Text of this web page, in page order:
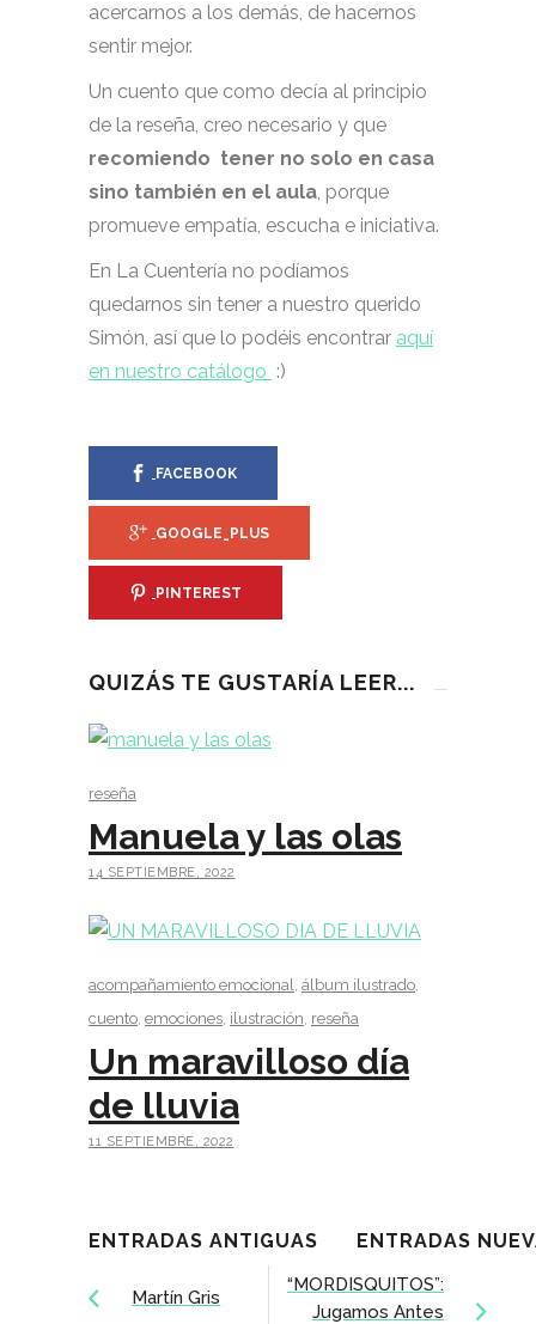
acercarnos a los demás, de hacernos
sentir mejor.
Un cuento que como decía al principio
de la reseña, creo necesario y que
recomiendo tener no solo en casa
sino también en el aula, porque
promueve empatía, escucha e iniciativa.
En La Cuentería no podíamos
quedarnos sin tener a nuestro querido
Simón, así que lo podéis encontrar aquí
en nuestro catálogo :)
FACEBOOK
GOOGLE_PLUS
PINTEREST
QUIZÁS TE GUSTARÍA LEER...
reseña
Manuela y las olas
14 SEPTIEMBRE, 2022
acompañamiento emocional álbum ilustrado
cuento emociones ilustración reseña
Un maravilloso día
de lluvia
11 SEPTIEMBRE, 2022
ENTRADAS ANTIGUAS ENTRADAS
Martín Gris
“MORDISQUITOS”:
Jugamos Antes